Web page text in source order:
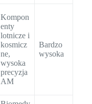
Kompon
enty
lotnicze i
kosmicz
ne,
wysoka
precyzja
AM
Bardzo
wysoka